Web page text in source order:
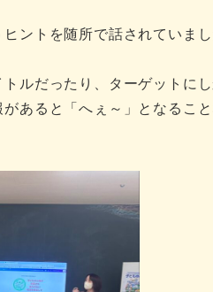
ントを随所で話されていまし
ルだったり、ターゲットに
あると「へぇ～」となるこ